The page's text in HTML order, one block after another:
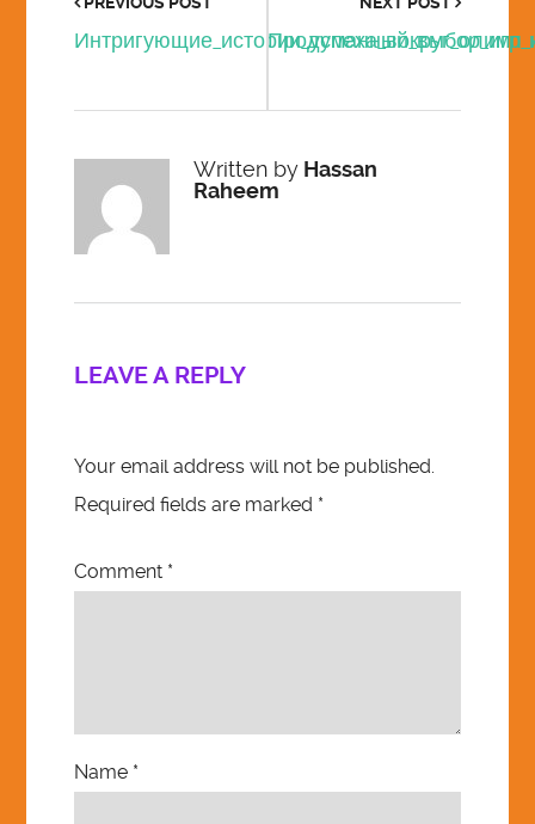
Written by Hassan
Raheem
LEAVE A REPLY
Your email address will not be published.
Required fields are marked *
Comment *
Name *